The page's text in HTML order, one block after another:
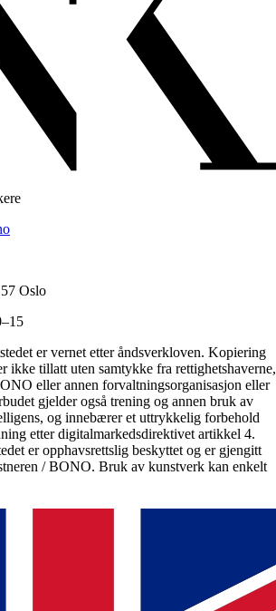
Oslo
er vernet etter åndsverkloven. Kopiering
ikke tillatt uten samtykke fra rettighetshaverne,
eller annen forvaltningsorganisasjon eller
gjelder også trening og annen bruk av
og innebærer et uttrykkelig forbehold
etter digitalmarkedsdirektivet artikkel 4.
er opphavsrettslig beskyttet og er gjengitt
/ BONO. Bruk av kunstverk kan enkelt